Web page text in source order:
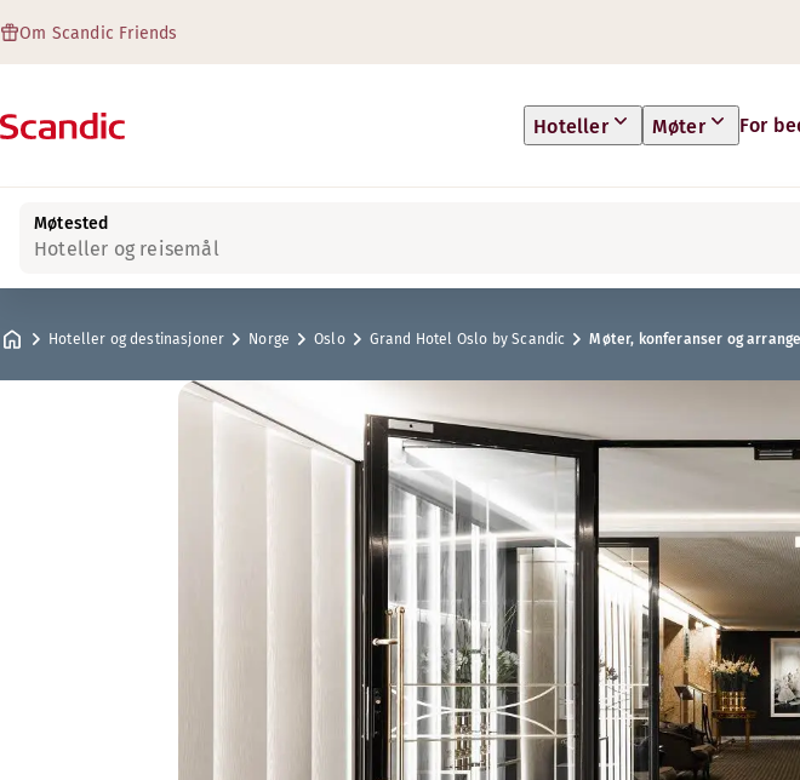
Om Scandic Friends
Hoteller Møter For
Møtested
Hoteller og reisemål
Hoteller og destinasjoner Norge Oslo Grand Hotel Oslo by Scandic Møter, konferanser og